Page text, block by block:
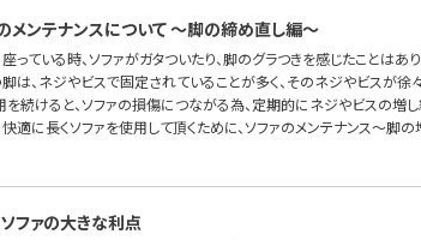
メンテナンスについて 〜脚の締め直し編〜
っている時、ソファがガタついたり、脚のグラつきを感じたことはあ
は、ネジやビスで固定されていることが多く、そのネジやビスが徐
を続けると、ソファの損傷につながる為、定期的にネジやビスの増
快適に長くソファを使用して頂くために、ソファのメンテナンス〜脚
ファの大きな利点